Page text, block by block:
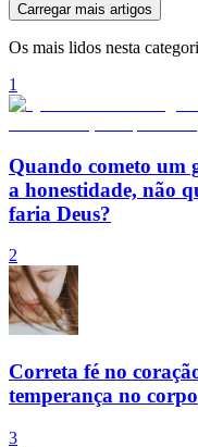
Carregar mais artigos
Os mais lidos nesta
1
Quando cometo um
a honestidade, não
faria Deus?
2
Correta fé no
temperança no corpo
3